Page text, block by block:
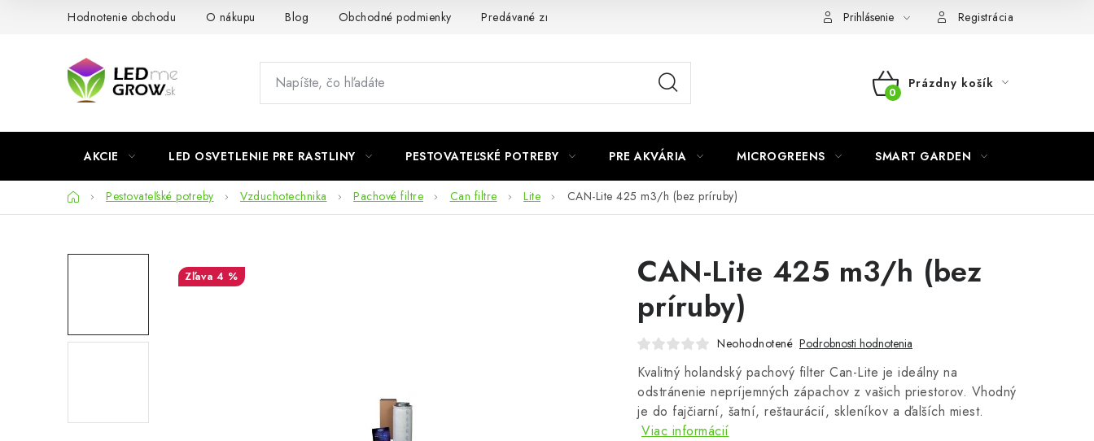
Hodnotenie obchodu O nákupu Blog Obchodné podmienky Predávané značky Podmienky o ochrane osobných údajov
Prihlásenie Registrácia
NÁKUPNÝ
Prázdny košík
AKCIE LED OSVETLENIE PRE RASTLINY PESTOVATEĽSKÉ POTREBY PRE AKVÁRIA MICROGREENS SMART GARDEN
DomovPestovateľské potreby Vzduchotechnika Pachové filtre Can filtre Lite CAN-Lite 425 m3/h (bez príruby)
CAN-Lite 425 m3/h (bez
príruby)
Neohodnotené Podrobnosti hodnotenia
Kvalitný holandský pachový filter Can-Lite je ideálny na
odstránenie nepríjemných zápachov z vašich priestorov. Vhodný
je do fajčiarní, šatní, reštaurácií, skleníkov a ďalších miest.
Viac informácií
4 %